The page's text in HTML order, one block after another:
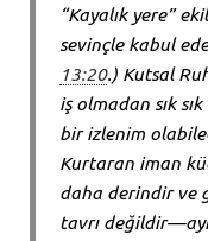
“Kayalık yere”
sevinçle kabul
13:20.) Kutsal
iş olmadan sık
bir izlenim
Kurtaran iman
daha derindir ve
tavrı